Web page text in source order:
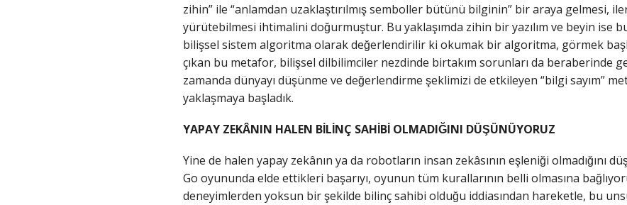
zihin” ile “anlamdan uzaklaştırılmış semboller bütünü bilginin” bir araya gelmesi,
yürütebilmesi ihtimalini doğurmuştur. Bu yaklaşımda zihin bir yazılım ve beyin ise
bilişsel sistem algoritma olarak değerlendirilir ki okumak bir algoritma, görmek
çıkan bu metafor, bilişsel dilbilimciler nezdinde birtakım sorunları da beraberinde
zamanda dünyayı düşünme ve değerlendirme şeklimizi de etkileyen “bilgi sayım”
yaklaşmaya başladık.
YAPAY ZEKÂNIN HALEN BİLİNÇ SAHİBİ OLMADIĞINI DÜŞÜNÜYORUZ
Yine de halen yapay zekânın ya da robotların insan zekâsının eşleniği olmadığını
Go oyununda elde ettikleri başarıyı, oyunun tüm kurallarının belli olmasına
deneyimlerden yoksun bir şekilde bilinç sahibi olduğu iddiasından hareketle, bu